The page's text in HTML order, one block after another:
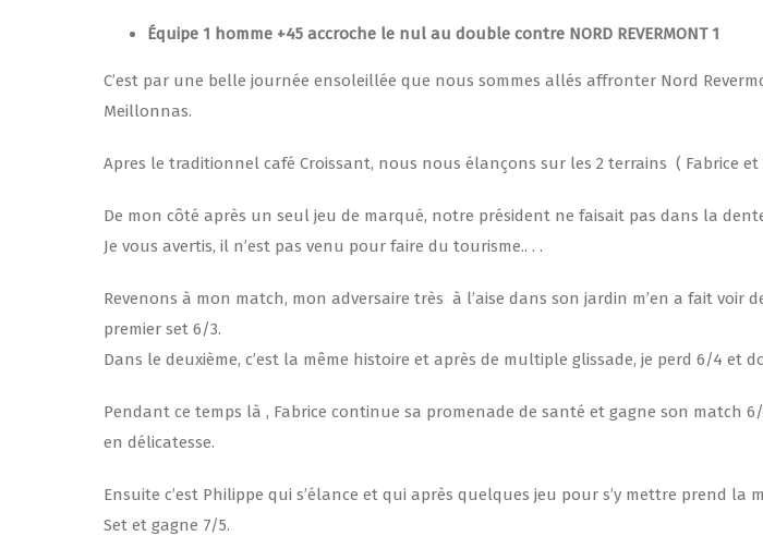
Équipe 1 homme +45 accroche le nul au double contre NORD REVERMONT 1
C’est par une belle journée ensoleillée que nous sommes allés affronter Nord
Meillonnas.
Apres le traditionnel café Croissant, nous nous élançons sur les 2 terrains ( Fabrice et
De mon côté après un seul jeu de marqué, notre président ne faisait pas dans la
Je vous avertis, il n’est pas venu pour faire du tourisme.. . .
Revenons à mon match, mon adversaire très à l’aise dans son jardin m’en a fait voir
premier set 6/3.
Dans le deuxième, c’est la même histoire et après de multiple glissade, je perd 6/4 et
Pendant ce temps là , Fabrice continue sa promenade de santé et gagne son match
en délicatesse.
Ensuite c’est Philippe qui s’élance et qui après quelques jeu pour s’y mettre prend la
Set et gagne 7/5.